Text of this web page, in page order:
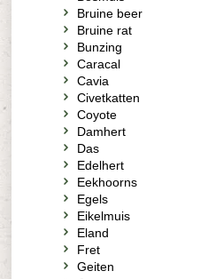
Bruine beer
Bruine rat
Bunzing
Caracal
Cavia
Civetkatten
Coyote
Damhert
Das
Edelhert
Eekhoorns
Egels
Eikelmuis
Eland
Fret
Geiten